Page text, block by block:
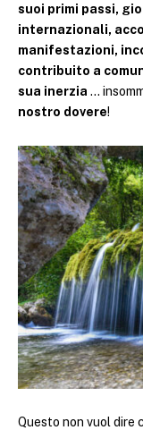
suoi primi passi,
internazionali,
manifestazioni,
contribuito a
sua inerzia …
nostro dovere!
Questo non vuol dire